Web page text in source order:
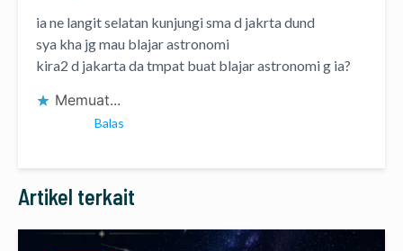
ia ne langit selatan kunjungi sma d jakrta dund
sya kha jg mau blajar astronomi
kira2 d jakarta da tmpat buat blajar astronomi g ia?
Memuat...
Balas
Artikel terkait